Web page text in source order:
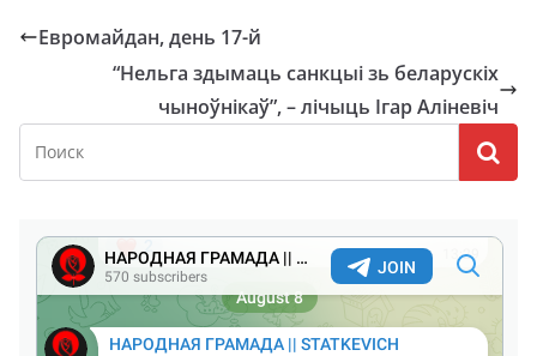
Евромайдан, день 17-й
“Нельга здымаць санкцыі зь беларускіх
чыноўнікаў”, – лічыць Ігар Аліневіч